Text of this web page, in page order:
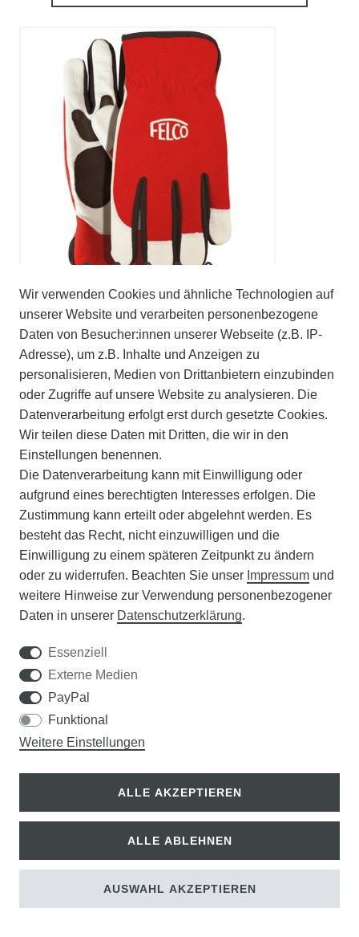
FELCO 702 Leder / Spandex Handschuh
22,50 €
10,00 €
Wir verwenden Cookies und ähnliche Technologien auf
unserer Website und verarbeiten personenbezogene
Daten von Besucher:innen unserer Webseite (z.B. IP-
Adresse), um z.B. Inhalte und Anzeigen zu
personalisieren, Medien von Drittanbietern einzubinden
oder Zugriffe auf unsere Website zu analysieren. Die
Datenverarbeitung erfolgt erst durch gesetzte Cookies.
Wir teilen diese Daten mit Dritten, die wir in den
Einstellungen benennen.
Die Datenverarbeitung kann mit Einwilligung oder
aufgrund eines berechtigten Interesses erfolgen. Die
Zustimmung kann erteilt oder abgelehnt werden. Es
besteht das Recht, nicht einzuwilligen und die
Einwilligung zu einem späteren Zeitpunkt zu ändern
oder zu widerrufen. Beachten Sie unser Impressum und
weitere Hinweise zur Verwendung personenbezogener
Daten in unserer Daten­schutz­erklärung.
Essenziell
Externe Medien
PayPal
Funktional
Weitere Einstellungen
ALLE AKZEPTIEREN
ALLE ABLEHNEN
AUSWAHL AKZEPTIEREN